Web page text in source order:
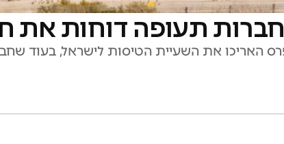
האריכו את השעיית הטיסות לישראל, בעוד